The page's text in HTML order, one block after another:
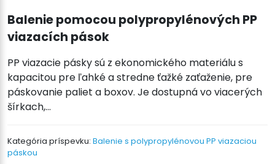
Balenie pomocou polypropylénových PP
viazacích pások
PP viazacie pásky sú z ekonomického materiálu s
kapacitou pre ľahké a stredne ťažké zaťaženie, pre
páskovanie paliet a boxov. Je dostupná vo viacerých
šírkach,...
Kategória príspevku: Balenie s polypropylénovou PP viazaciou
páskou